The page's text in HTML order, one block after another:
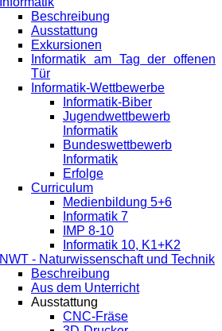
Beschreibung
Ausstattung
Exkursionen
Informatik am Tag der offenen
Tür
Informatik-Wettbewerbe
Informatik-Biber
Jugendwettbewerb
Informatik
Bundeswettbewerb
Informatik
Erfolge
Curriculum
Medienbildung 5+6
Informatik 7
IMP 8-10
Informatik 10, K1+K2
NWT - Naturwissenschaft und Technik
Beschreibung
Aus dem Unterricht
Ausstattung
CNC-Fräse